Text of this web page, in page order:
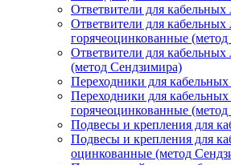
Ответвители для кабельных
Ответвители для кабельных
горячеоцинкованные
Ответвители для
(метод Сендзимира)
Переходники для кабельных
Переходники для кабельных
горячеоцинкованные
Подвесы и крепления для
Подвесы и крепления для
оцинкованные (метод